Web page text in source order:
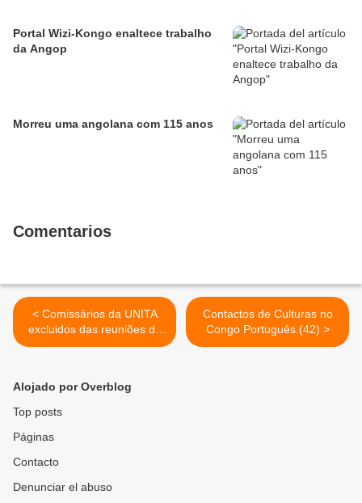
Portal Wizi-Kongo enaltece trabalho
da Angop
Morreu uma angolana com 115 anos
Comentarios
< Comissários da UNITA
excluidos das reuniões da
CNE no Uíge
Contactos de Culturas no
Congo Português.(42) >
Alojado por Overblog
Top posts
Páginas
Contacto
Denunciar el abuso